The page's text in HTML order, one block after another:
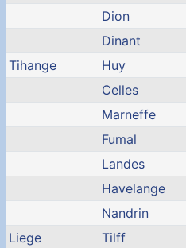
Dion
Dinant
Tihange
Huy
Celles
Marneffe
Fumal
Landes
Havelange
Nandrin
Liege
Tilff